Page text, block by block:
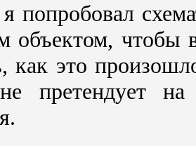
попробовал
объектом,
как это
пре­тендует